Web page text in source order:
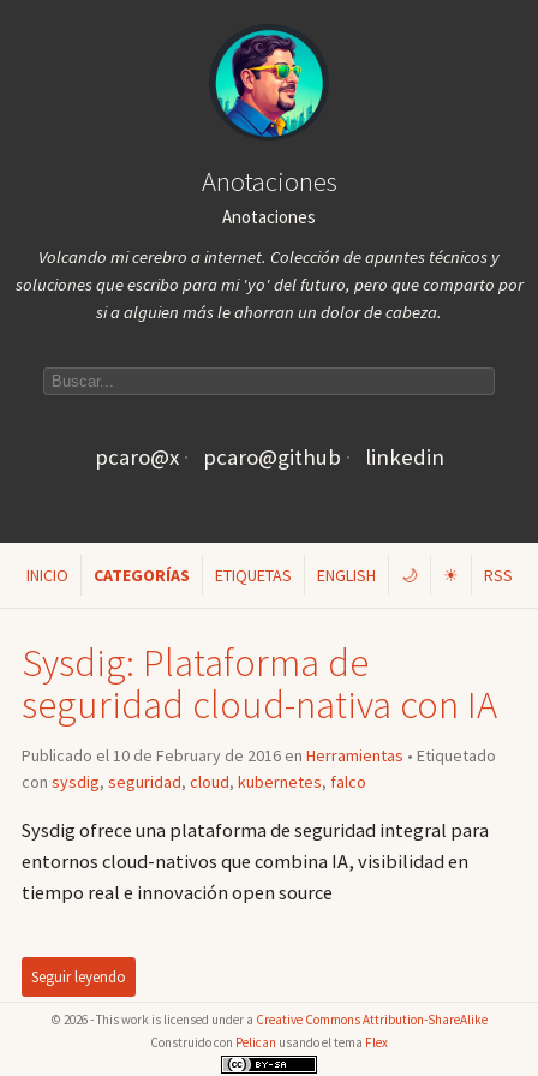
Anotaciones
Anotaciones
Volcando mi cerebro a internet. Colección de apuntes técnicos y
soluciones que escribo para mi 'yo' del futuro, pero que comparto por
si a alguien más le ahorran un dolor de cabeza.
pcaro@x pcaro@github linkedin
INICIO CATEGORÍAS ETIQUETAS ENGLISH 🌙 ☀ RSS
Sysdig: Plataforma de
seguridad cloud-nativa con IA
Publicado el 10 de February de 2016 en Herramientas • Etiquetado
con sysdig, seguridad, cloud, kubernetes, falco
Sysdig ofrece una plataforma de seguridad integral para
entornos cloud-nativos que combina IA, visibilidad en
tiempo real e innovación open source
Seguir leyendo
© 2026 - This work is licensed under a Creative Commons Attribution-ShareAlike
Construido con Pelican usando el tema Flex